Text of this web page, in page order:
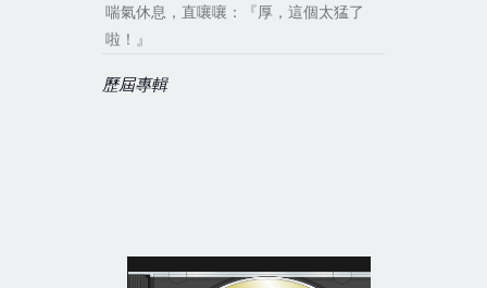
喘氣休息，直嚷嚷：『厚，這個太猛了
啦！』
歷屆專輯